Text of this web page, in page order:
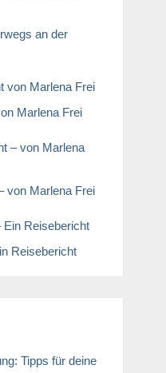
an der
Marlena Frei
von Marlena Frei
Reisebericht